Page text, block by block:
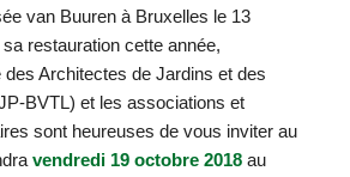
van Buuren à Bruxelles le 13
restauration cette année,
des Architectes de Jardins et des
BVTL) et les associations et
sont heureuses de vous inviter au
vendredi 19 octobre 2018au